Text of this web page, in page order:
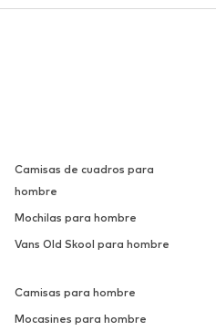
Camisas de cuadros para
hombre
Mochilas para hombre
Vans Old Skool para hombre
Camisas para hombre
Mocasines para hombre